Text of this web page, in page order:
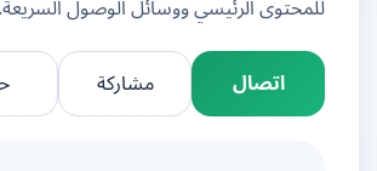
للمحتوى الرئيسي ووسائل الوصول السريعة.
اتصال
مشاركة